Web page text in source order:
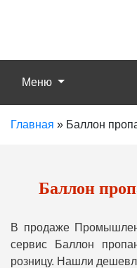
Меню
Главная » Баллон
Баллон
В продаже
сервис Баллон
розницу. Нашли